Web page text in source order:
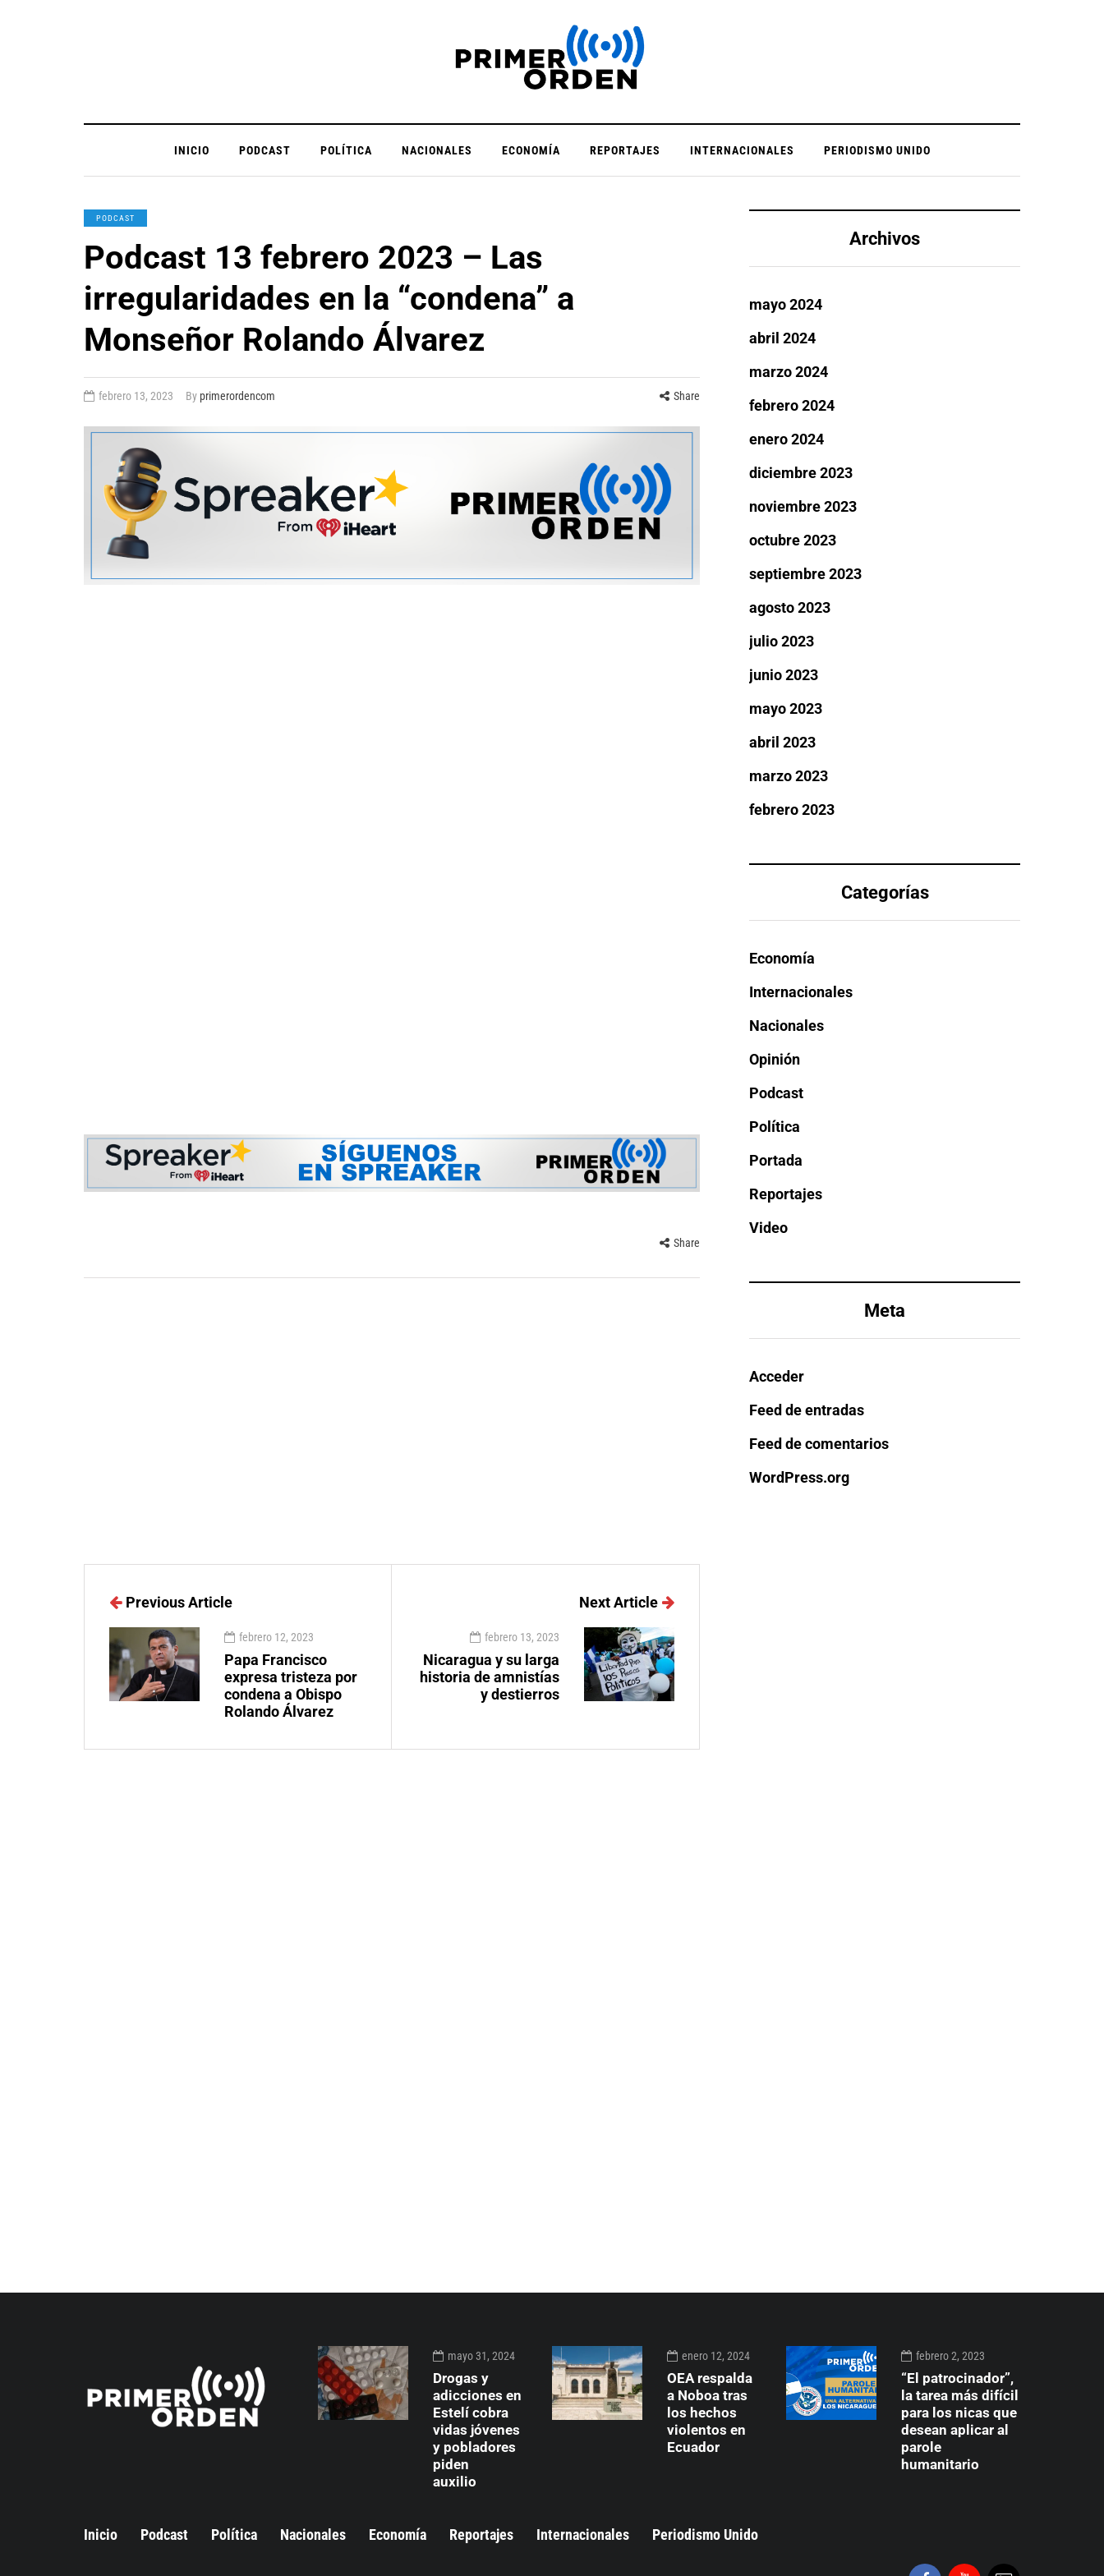
INICIO PODCAST POLÍTICA NACIONALES ECONOMÍA REPORTAJES INTERNACIONALES PERIODISMO UNIDO
PODCAST
Podcast 13 febrero 2023 – Las
irregularidades en la “condena” a
Monseñor Rolando Álvarez
febrero 13, 2023 By primerordencom Share
Share
Archivos
mayo 2024
abril 2024
marzo 2024
febrero 2024
enero 2024
diciembre 2023
noviembre 2023
octubre 2023
septiembre 2023
agosto 2023
julio 2023
junio 2023
mayo 2023
abril 2023
marzo 2023
febrero 2023
Categorías
Economía
Internacionales
Nacionales
Opinión
Podcast
Política
Portada
Reportajes
Video
Meta
Acceder
Feed de entradas
Feed de comentarios
WordPress.org
Previous Article
febrero 12, 2023
Papa Francisco
expresa tristeza por
condena a Obispo
Rolando Álvarez
Next Article
febrero 13, 2023
Nicaragua y su larga
historia de amnistías
y destierros
mayo 31, 2024
Drogas y
adicciones en
Estelí cobra
vidas jóvenes
y pobladores
piden
auxilio
enero 12, 2024
OEA respalda
a Noboa tras
los hechos
violentos en
Ecuador
febrero 2, 2023
“El patrocinador”,
la tarea más difícil
para los nicas que
desean aplicar al
parole
humanitario
Inicio Podcast Política Nacionales Economía Reportajes Internacionales Periodismo Unido